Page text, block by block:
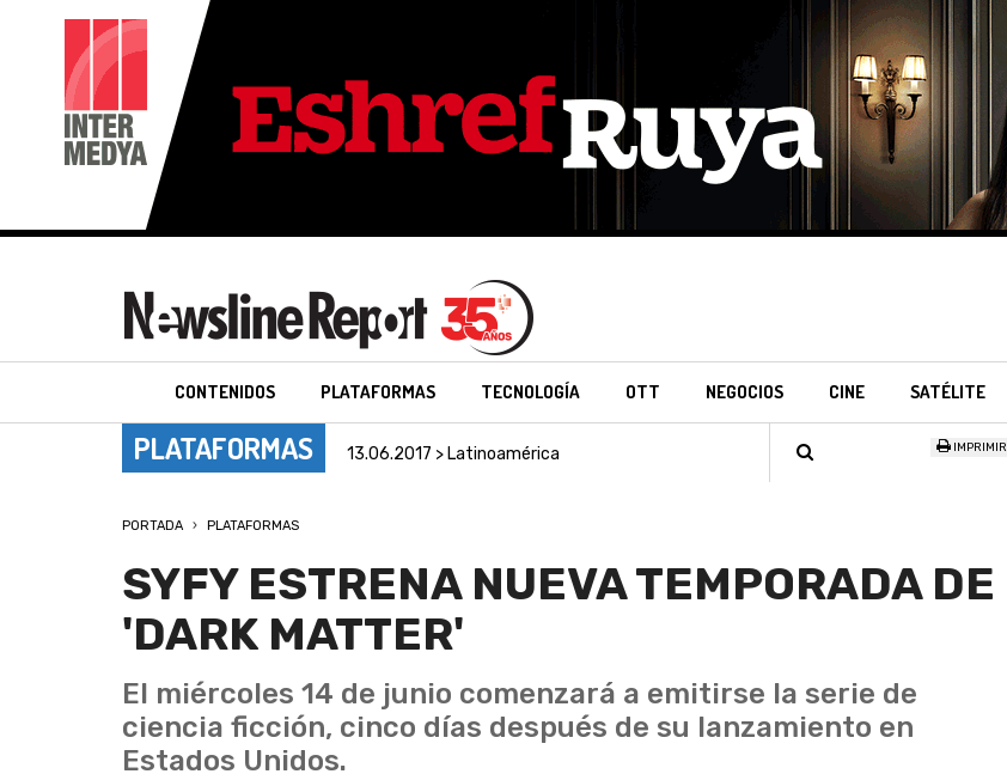
CONTENIDOS PLATAFORMAS TECNOLOGÍA OTT NEGOCIOS CINE SATÉLITE
PLATAFORMAS 13.06.2017 > Latinoamérica IMPRIMIR
PORTADA PLATAFORMAS
SYFY ESTRENA NUEVA TEMPORADA DE
'DARK MATTER'
El miércoles 14 de junio comenzará a emitirse la serie de
ciencia ficción, cinco días después de su lanzamiento en
Estados Unidos.